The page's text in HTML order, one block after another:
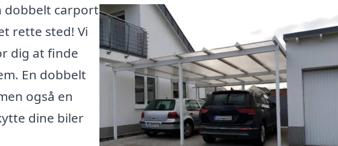
dobbelt carport
rette sted! Vi
dig at finde
En dobbelt
også en
dine biler